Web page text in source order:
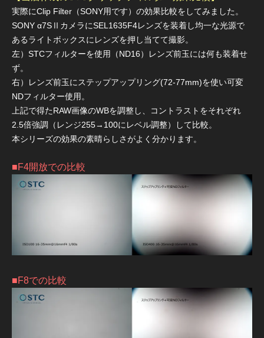
実際にClip Filter（SONY用です）の効果比較をしてみました。
SONY α7SⅡカメラにSEL1635F4レンズを装着し均一な光源で
あるライトボックスにレンズを押し当てて撮影。
左）STCフィルターを使用（ND16）レンズ前玉には何も装着せ
ず。
右）レンズ前玉にステップアップリング(72-77mm)を使い可変
NDフィルター使用。
上記で得たRAW画像のWBを調整し、コントラストをそれぞれ
2.5倍強調（レンジ255→100にレベル調整）して比較。
本シリーズの効果の素晴らしさがよく分かります。
■F4開放での比較
■F8での比較